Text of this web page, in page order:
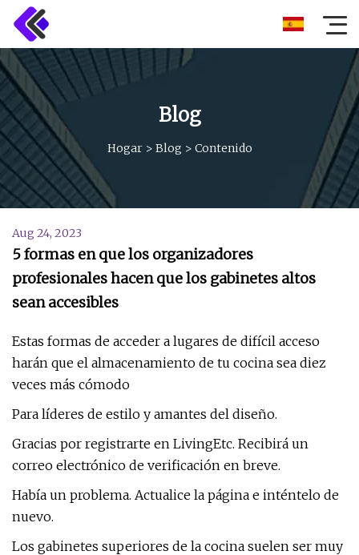
Blog
Hogar> Blog > Contenido
Aug 24, 2023
5 formas en que los organizadores
profesionales hacen que los gabinetes altos
sean accesibles
Estas formas de acceder a lugares de difícil acceso
harán que el almacenamiento de tu cocina sea diez
veces más cómodo
Para líderes de estilo y amantes del diseño.
Gracias por registrarte en LivingEtc. Recibirá un
correo electrónico de verificación en breve.
Había un problema. Actualice la página e inténtelo de
nuevo.
Los gabinetes superiores de la cocina suelen ser muy